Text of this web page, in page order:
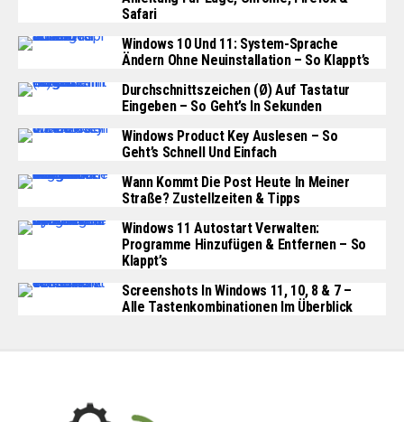
Safari
Windows 10 Und 11: System-Sprache
Ändern Ohne Neuinstallation – So Klappt’s
Durchschnittszeichen (Ø) Auf Tastatur
Eingeben – So Geht’s In Sekunden
Windows Product Key Auslesen – So
Geht’s Schnell Und Einfach
Wann Kommt Die Post Heute In Meiner
Straße? Zustellzeiten & Tipps
Windows 11 Autostart Verwalten:
Programme Hinzufügen & Entfernen – So
Klappt’s
Screenshots In Windows 11, 10, 8 & 7 –
Alle Tastenkombinationen Im Überblick